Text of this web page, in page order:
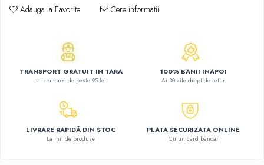
Povesti pentru copii
Dictionare si enciclopedii
Atlase, dictionare si enciclopedii
Dictionare tematice
Diete si fitness
Adauga la Favorite Cere informatii
TRANSPORT GRATUIT IN TARA
La comenzi de peste 95 lei
100% BANII INAPOI
Ai 30 zile drept de retur
LIVRARE RAPIDĂ DIN STOC
La mii de produse
PLATA SECURIZATA ONLINE
Cu un card bancar